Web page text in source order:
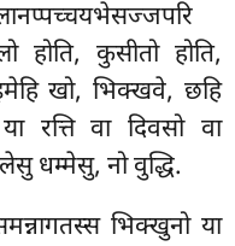
होति, कुसीतो होति,
इमेहि खो, भिक्खवे, छहि
रत्ति वा दिवसो वा
धम्मेसु, नो वुद्धि.
भिक्खुनो या